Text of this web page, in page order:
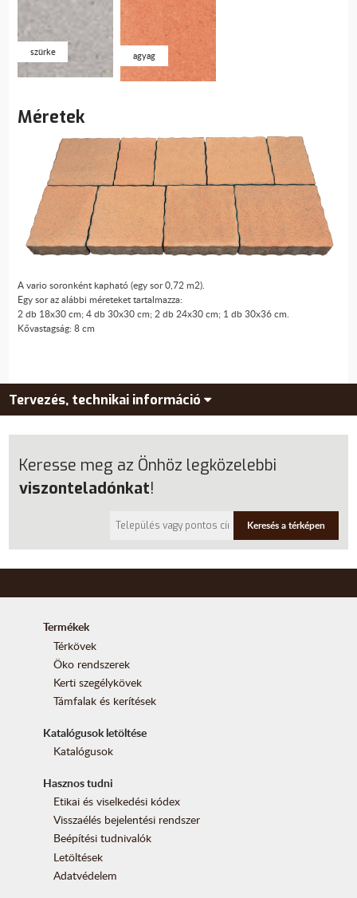
szürke agyag
Méretek
A vario soronként kapható (egy sor 0,72 m2).
Egy sor az alábbi méreteket tartalmazza:
2 db 18x30 cm; 4 db 30x30 cm; 2 db 24x30 cm; 1 db 30x36 cm.
Kővastagság: 8 cm
Tervezés, technikai információ
Keresés a térképen
Keresse meg az Önhöz legközelebbi
viszonteladónkat!
Termékek
Térkövek
Öko rendszerek
Kerti szegélykövek
Támfalak és kerítések
Katalógusok letöltése
Katalógusok
Hasznos tudni
Etikai és viselkedési kódex
Visszaélés bejelentési rendszer
Beépítési tudnivalók
Letöltések
Adatvédelem